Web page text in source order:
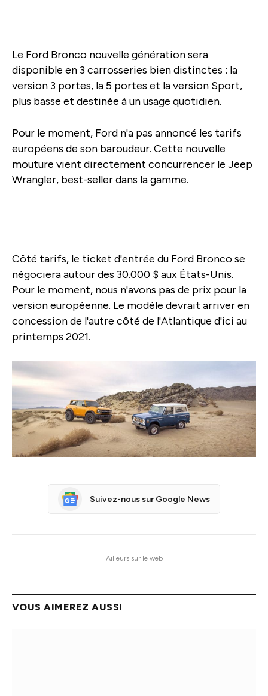
Le Ford Bronco nouvelle génération sera
disponible en 3 carrosseries bien distinctes : la
version 3 portes, la 5 portes et la version Sport,
plus basse et destinée à un usage quotidien.
Pour le moment, Ford n'a pas annoncé les tarifs
européens de son baroudeur. Cette nouvelle
mouture vient directement concurrencer le Jeep
Wrangler, best-seller dans la gamme.
Côté tarifs, le ticket d'entrée du Ford Bronco se
négociera autour des 30.000 $ aux États-Unis.
Pour le moment, nous n'avons pas de prix pour la
version européenne. Le modèle devrait arriver en
concession de l'autre côté de l'Atlantique d'ici au
printemps 2021.
Suivez-nous sur Google News
Ailleurs sur le web
VOUS AIMEREZ AUSSI